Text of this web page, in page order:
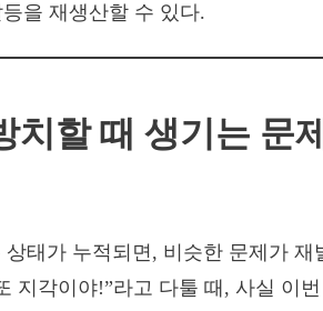
을 재생산할 수 있다.
치할 때 생기는 문
태가 누적되면, 비슷한 문제가 재
지각이야!”라고 다툴 때, 사실 이번